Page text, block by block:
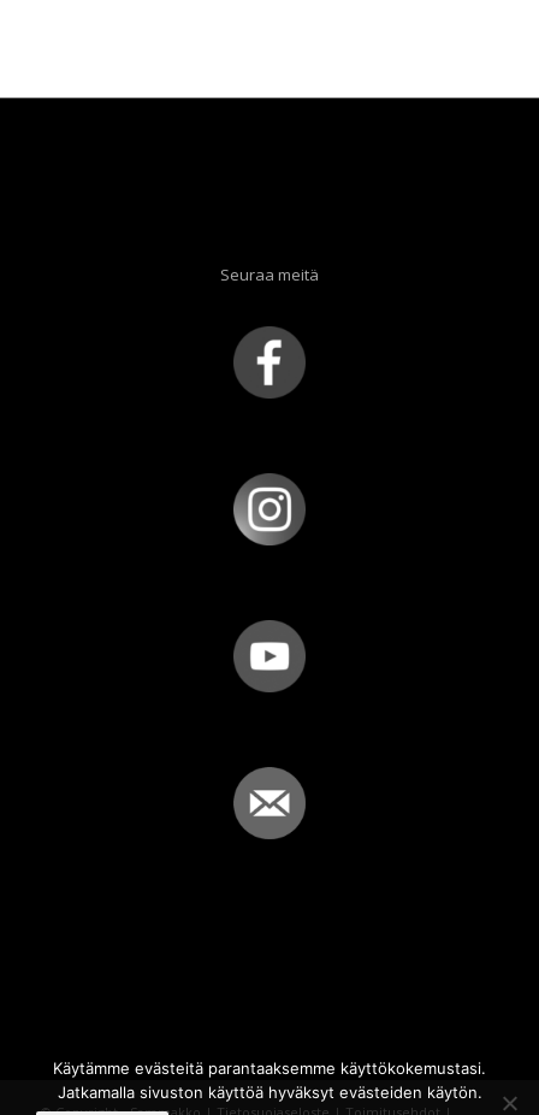
Seuraa meitä
Käytämme evästeitä parantaaksemme käyttökokemustasi.
Jatkamalla sivuston käyttöä hyväksyt evästeiden käytön.